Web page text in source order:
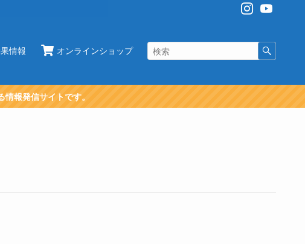
情報 オンラインショップ
報発信サイトです。